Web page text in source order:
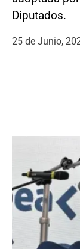
Diputados.
25 de Junio,